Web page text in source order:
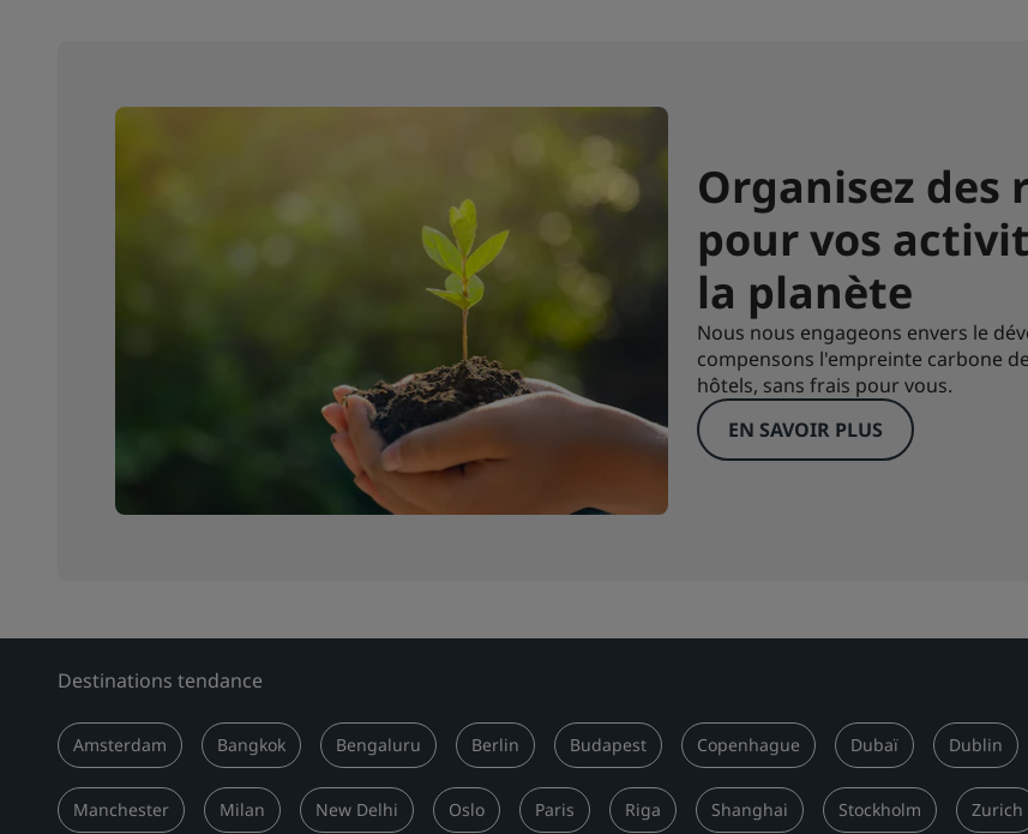
Organisez des
pour vos
la planète
Nous nous engageons envers le
compensons l'empreinte carbone
hôtels, sans frais pour vous.
EN SAVOIR PLUS
Destinations tendance
Amsterdam Bangkok Bengaluru Berlin Budapest Copenhague Dubaï Dublin
Manchester Milan New Delhi Oslo Paris Riga Shanghai Stockholm Zurich